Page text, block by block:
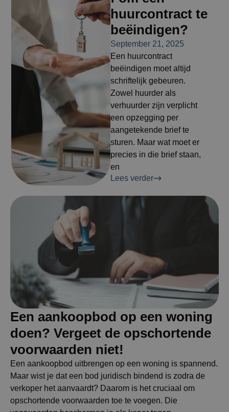
huurcontract te
beëindigen?
September 21, 2025
Een huurcontract
beëindigen moet altijd
schriftelijk gebeuren.
Zowel huurder als
verhuurder zijn verplicht
een opzegging per
aangetekende brief te
sturen. Maar wat moet er
precies in die brief staan,
en
Lees verder
Een aankoopbod op een woning
doen? Vergeet de opschortende
voorwaarden niet!
Een aankoopbod uitbrengen op een woning is spannend.
Maar wist je dat een bod juridisch bindend is zodra de
verkoper het aanvaardt? Daarom is het cruciaal om
opschortende voorwaarden toe te voegen. Die